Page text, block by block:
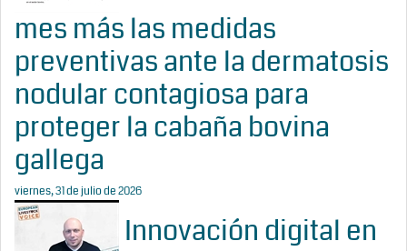
mes más las medidas
preventivas ante la dermatosis
nodular contagiosa para
proteger la cabaña bovina
gallega
viernes, 31 de julio de 2026
Innovación digital en